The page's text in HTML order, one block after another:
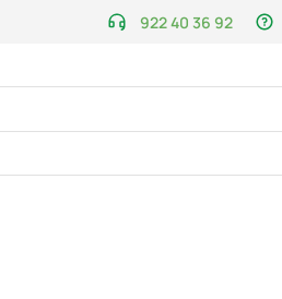
922 40 36 92